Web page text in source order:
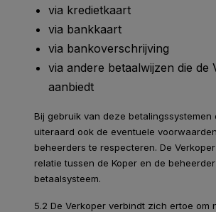
via kredietkaart
via bankkaart
via bankoverschrijving
via andere betaalwijzen die de
aanbiedt
Bij gebruik van deze betalingssystemen
uiteraard ook de eventuele
beheerders te respecteren. De
relatie tussen de Koper en de
betaalsysteem.
5.2 De Verkoper verbindt zich ertoe om